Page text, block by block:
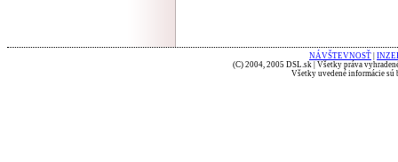
NÁVŠTEVNOSŤ
(C) 2004, 2005 DSL.sk | Všetky práva
Všetky uvedené informácie sú